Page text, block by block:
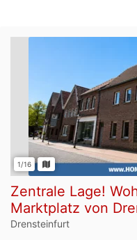
1/16
Zentrale Lage!
Marktplatz von
Drensteinfurt